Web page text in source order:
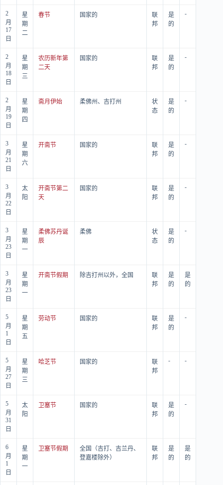
2
月
17
日
星
期
二
春节 国家的
联
邦
是
的
-
2
月
18
日
星
期
三
农历新年第
二天
国家的
联
邦
是
的
-
2
月
19
日
星
期
四
斋月伊始 柔佛州、吉打州
状
态
是
的
-
3
月
21
日
星
期
六
开斋节 国家的
联
邦
是
的
-
3
月
22
日
太
阳
开斋节第二
天
国家的
联
邦
是
的
-
3
月
23
日
星
期
一
柔佛苏丹诞
辰
柔佛
状
态
是
的
-
3
月
23
日
星
期
一
开斋节假期 除吉打州以外，全国
联
邦
是
的
是
的
5
月
1
日
星
期
五
劳动节 国家的
联
邦
是
的
-
5
月
27
日
星
期
三
哈芝节 国家的
联
邦
- -
5
月
31
日
太
阳
卫塞节 国家的
联
邦
是
的
-
6
月
1
日
星
期
一
卫塞节假期
全国（吉打、吉兰丹、
登嘉楼除外）
联
邦
是
的
是
的